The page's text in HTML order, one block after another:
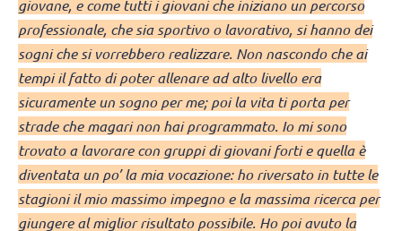
giovane, e come tutti i giovani che iniziano un percorso
professionale, che sia sportivo o lavorativo, si hanno dei
sogni che si vorrebbero realizzare. Non nascondo che ai
tempi il fatto di poter allenare ad alto livello era
sicuramente un sogno per me; poi la vita ti porta per
strade che magari non hai programmato. Io mi sono
trovato a lavorare con gruppi di giovani forti e quella è
diventata un po’ la mia vocazione: ho riversato in tutte le
stagioni il mio massimo impegno e la massima ricerca per
giungere al miglior risultato possibile. Ho poi avuto la